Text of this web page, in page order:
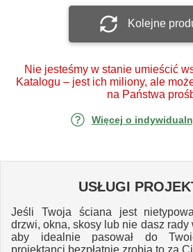
Kolejne
Nie jesteśmy w stanie umieścić
Katalogu – jest ich miliony, ale
na Państwa
Więcej o
USŁUGI
Jeśli Twoja ściana jest
drzwi, okna, skosy lub nie dasz rady
aby idealnie pasował do
projektanci bezpłatnie zrobią to za